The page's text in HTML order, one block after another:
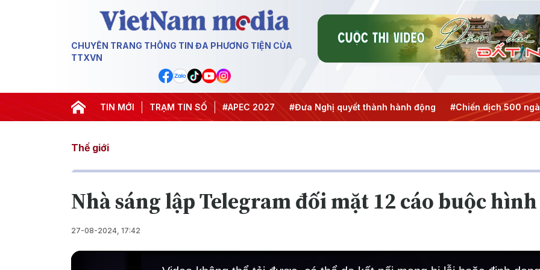
CHUYÊN TRANG THÔNG TIN ĐA PHƯƠNG TIỆN CỦA
TTXVN
TIN MỚI TRẠM TIN SỐ
#Hội nghị Trung ương 3 #APEC 2027 #Đưa Nghị quyết thành hành động #Chiến dịch 500 ngày đêm
Thế giới
Nhà sáng lập Telegram đối mặt 12 cáo buộc
27-08-2024, 17:42
This